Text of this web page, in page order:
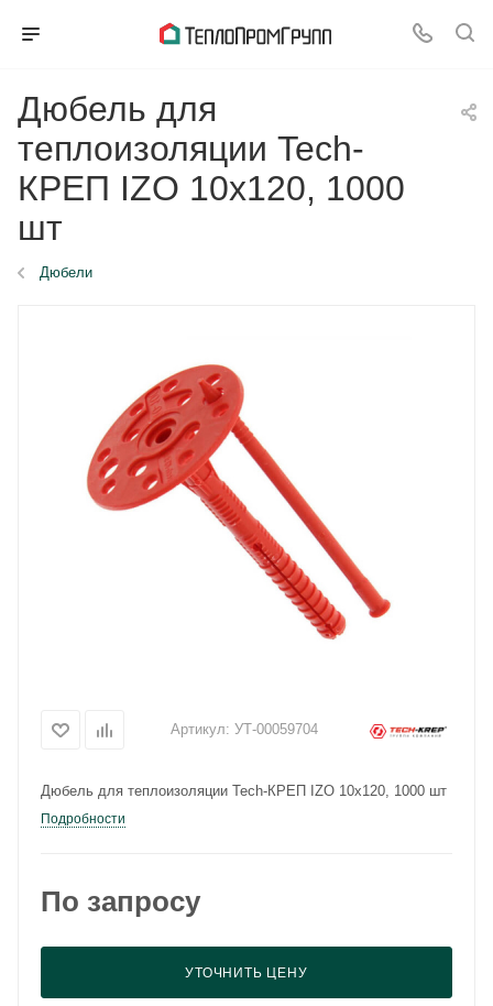
Дюбель для
теплоизоляции Tech-
КРЕП IZO 10x120, 1000
шт
Дюбели
Артикул: УТ-00059704
Дюбель для теплоизоляции Tech-КРЕП IZO 10x120, 1000 шт
Подробности
По запросу
УТОЧНИТЬ ЦЕНУ